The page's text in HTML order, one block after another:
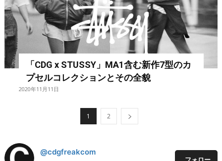
「CDG x STUSSY」MA1含む新作7型のカ
プセルコレクションとその全貌
2020年11月11日
1 2
@cdgfreakcom
フォロー